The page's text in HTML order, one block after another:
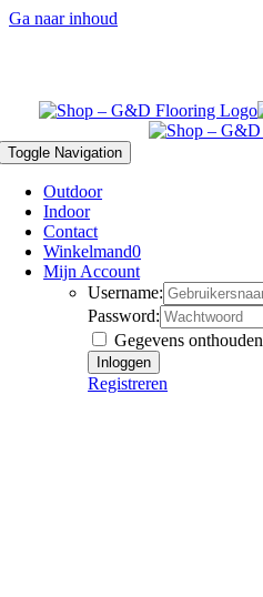
Ga naar inhoud
Toggle Navigation
Outdoor
Indoor
Contact
Winkelmand0
Mijn Account
Username:
Password:
Gegevens onthouden
Registreren